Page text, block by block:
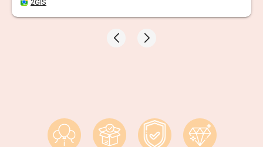
2GIS